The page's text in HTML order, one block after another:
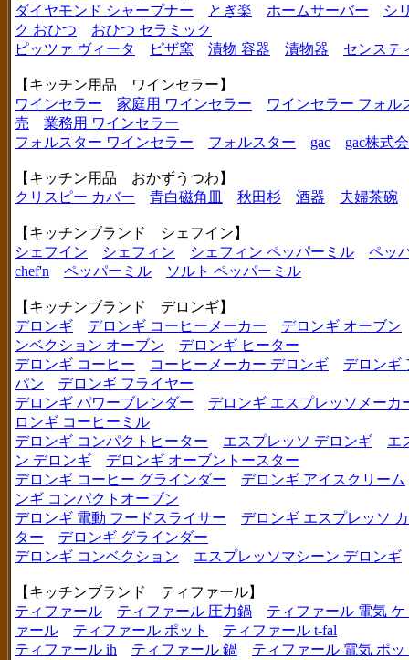
ダイヤモンド シャープナー
とぎ楽 ホームサーバー
シ
ク おひつ
おひつ セラミック
ピッツァ ヴィータ
ピザ窯 漬物 容器 漬物器 センステ
【キッチン用品 ワインセラー】
ワインセラー
家庭用 ワインセラー
ワインセラー フォル
売
業務用 ワインセラー
フォルスター ワインセラー
フォルスター gac gac株式
【キッチン用品 おかずうつわ】
クリスピー カバー
青白磁角皿 秋田杉 酒器 夫婦茶碗
【キッチンブランド シェフイン】
シェフイン
シェフィン シェフィン ペッパーミル
ペッ
chef'n
ペッパーミル ソルト ペッパーミル
【キッチンブランド デロンギ】
デロンギ
デロンギ コーヒーメーカー
デロンギ オーブン
ンベクション オーブン
デロンギ ヒーター
デロンギ コーヒー
コーヒーメーカー デロンギ
デロンギ
パン
デロンギ フライヤー
デロンギ パワーブレンダー
デロンギ エスプレッソメーカ
ロンギ コーヒーミル
デロンギ コンパクトヒーター
エスプレッソ デロンギ
エ
ン デロンギ
デロンギ オーブントースター
デロンギ コーヒー グラインダー
デロンギ アイスクリーム
ンギ コンパクトオーブン
デロンギ 電動 フードスライサー
デロンギ エスプレッソ
ター
デロンギ グラインダー
デロンギ コンベクション
エスプレッソマシーン デロンギ
【キッチンブランド ティファール】
ティファール
ティファール 圧力鍋
ティファール 電気 ケ
ァール
ティファール ポット
ティファール t-fal
ティファール ih
ティファール 鍋
ティファール 電気 ポッ